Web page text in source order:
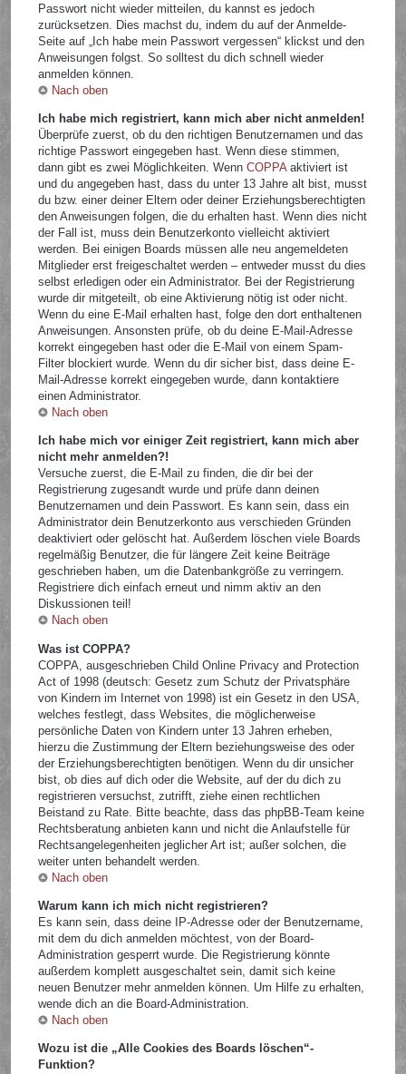
Passwort nicht wieder mitteilen, du kannst es jedoch
zurücksetzen. Dies machst du, indem du auf der Anmelde-
Seite auf „Ich habe mein Passwort vergessen“ klickst und den
Anweisungen folgst. So solltest du dich schnell wieder
anmelden können.
Nach oben
Ich habe mich registriert, kann mich aber nicht anmelden!
Überprüfe zuerst, ob du den richtigen Benutzernamen und das
richtige Passwort eingegeben hast. Wenn diese stimmen,
dann gibt es zwei Möglichkeiten. WennCOPPAaktiviert ist
und du angegeben hast, dass du unter 13 Jahre alt bist, musst
du bzw. einer deiner Eltern oder deiner Erziehungsberechtigten
den Anweisungen folgen, die du erhalten hast. Wenn dies nicht
der Fall ist, muss dein Benutzerkonto vielleicht aktiviert
werden. Bei einigen Boards müssen alle neu angemeldeten
Mitglieder erst freigeschaltet werden – entweder musst du dies
selbst erledigen oder ein Administrator. Bei der Registrierung
wurde dir mitgeteilt, ob eine Aktivierung nötig ist oder nicht.
Wenn du eine E-Mail erhalten hast, folge den dort enthaltenen
Anweisungen. Ansonsten prüfe, ob du deine E-Mail-Adresse
korrekt eingegeben hast oder die E-Mail von einem Spam-
Filter blockiert wurde. Wenn du dir sicher bist, dass deine E-
Mail-Adresse korrekt eingegeben wurde, dann kontaktiere
einen Administrator.
Nach oben
Ich habe mich vor einiger Zeit registriert, kann mich aber
nicht mehr anmelden?!
Versuche zuerst, die E-Mail zu finden, die dir bei der
Registrierung zugesandt wurde und prüfe dann deinen
Benutzernamen und dein Passwort. Es kann sein, dass ein
Administrator dein Benutzerkonto aus verschieden Gründen
deaktiviert oder gelöscht hat. Außerdem löschen viele Boards
regelmäßig Benutzer, die für längere Zeit keine Beiträge
geschrieben haben, um die Datenbankgröße zu verringern.
Registriere dich einfach erneut und nimm aktiv an den
Diskussionen teil!
Nach oben
Was ist COPPA?
COPPA, ausgeschrieben Child Online Privacy and Protection
Act of 1998 (deutsch: Gesetz zum Schutz der Privatsphäre
von Kindern im Internet von 1998) ist ein Gesetz in den USA,
welches festlegt, dass Websites, die möglicherweise
persönliche Daten von Kindern unter 13 Jahren erheben,
hierzu die Zustimmung der Eltern beziehungsweise des oder
der Erziehungsberechtigten benötigen. Wenn du dir unsicher
bist, ob dies auf dich oder die Website, auf der du dich zu
registrieren versuchst, zutrifft, ziehe einen rechtlichen
Beistand zu Rate. Bitte beachte, dass das phpBB-Team keine
Rechtsberatung anbieten kann und nicht die Anlaufstelle für
Rechtsangelegenheiten jeglicher Art ist; außer solchen, die
weiter unten behandelt werden.
Nach oben
Warum kann ich mich nicht registrieren?
Es kann sein, dass deine IP-Adresse oder der Benutzername,
mit dem du dich anmelden möchtest, von der Board-
Administration gesperrt wurde. Die Registrierung könnte
außerdem komplett ausgeschaltet sein, damit sich keine
neuen Benutzer mehr anmelden können. Um Hilfe zu erhalten,
wende dich an die Board-Administration.
Nach oben
Wozu ist die „Alle Cookies des Boards löschen“-
Funktion?